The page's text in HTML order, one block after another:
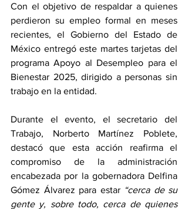
Con el objetivo de respaldar a quienes
perdieron su empleo formal en meses
recientes, el Gobierno del Estado de
México entregó este martes tarjetas del
programa Apoyo al Desempleo para el
Bienestar 2025, dirigido a personas sin
trabajo en la entidad.
Durante el evento, el secretario del
Trabajo, Norberto Martínez Poblete,
destacó que esta acción reafirma el
compromiso de la administración
encabezada por la gobernadora Delfina
Gómez Álvarez para estar “cerca de su
gente y, sobre todo, cerca de quienes